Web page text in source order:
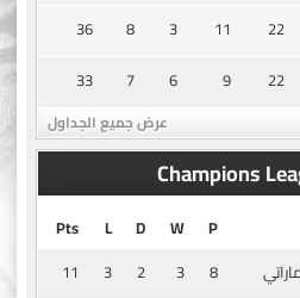
22
11
3
8
36
22
9
6
7
33
عرض جميع الجداول
Champions
P
W
D
L
Pts
8
3
2
3
11